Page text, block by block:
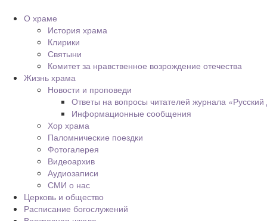
О храме
История храма
Клирики
Святыни
Комитет за нравственное возрождение отечества
Жизнь храма
Новости и проповеди
Ответы на вопросы читателей журнала
Информационные сообщения
Хор храма
Паломнические поездки
Фотогалерея
Видеоархив
Аудиозаписи
СМИ о нас
Церковь и общество
Расписание богослужений